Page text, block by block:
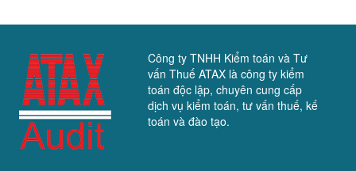
Công ty TNHH Kiểm toán và Tư
vấn Thuế ATAX là công ty kiểm
toán độc lập, chuyên cung cấp
dịch vụ kiểm toán, tư vấn thuế, kế
toán và đào tạo.